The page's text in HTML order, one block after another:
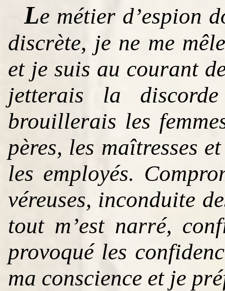
Le métier d’espion
discrète, je ne me
et je suis au courant
jetterais la
brouillerais les
pères, les maîtresses
les employés.
véreuses, inconduite
tout m’est narré,
provoqué les
ma conscience et je